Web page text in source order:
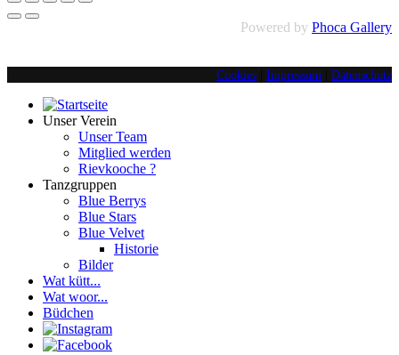
Powered by Phoca Gallery
Cookies Impressum Datenschutz
Unser Verein
Unser Team
Mitglied werden
Rievkooche ?
Tanzgruppen
Blue Berrys
Blue Stars
Blue Velvet
Historie
Bilder
Wat kütt...
Wat woor...
Büdchen